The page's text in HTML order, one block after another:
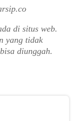
di situs web.
yang tidak
diunggah.